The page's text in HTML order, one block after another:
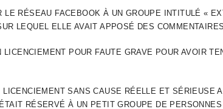
LE RÉSEAU FACEBOOK À UN GROUPE INTITULÉ «
LEQUEL ELLE AVAIT APPOSÉ DES
LICENCIEMENT POUR FAUTE GRAVE POUR AVOIR
SANS CAUSE RÉELLE ET SÉRIEUSE
RÉSERVÉ À UN PETIT GROUPE DE